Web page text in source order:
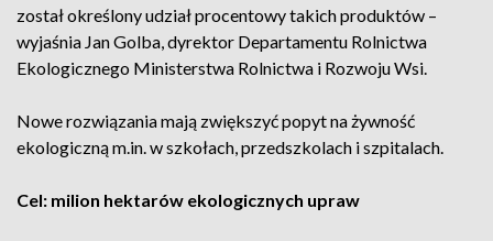
został określony udział procentowy takich produktów –
wyjaśnia Jan Golba, dyrektor Departamentu Rolnictwa
Ekologicznego Ministerstwa Rolnictwa i Rozwoju Wsi.
Nowe rozwiązania mają zwiększyć popyt na żywność
ekologiczną m.in. w szkołach, przedszkolach i szpitalach.
Cel: milion hektarów ekologicznych upraw